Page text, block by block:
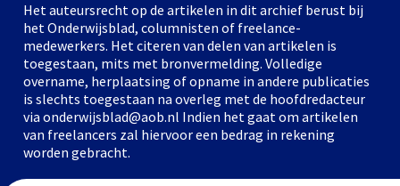
Het auteursrecht op de artikelen in dit archief berust bij
het Onderwijsblad, columnisten of freelance-
medewerkers. Het citeren van delen van artikelen is
toegestaan, mits met bronvermelding. Volledige
overname, herplaatsing of opname in andere publicaties
is slechts toegestaan na overleg met de hoofdredacteur
via onderwijsblad@aob.nl Indien het gaat om artikelen
van freelancers zal hiervoor een bedrag in rekening
worden gebracht.